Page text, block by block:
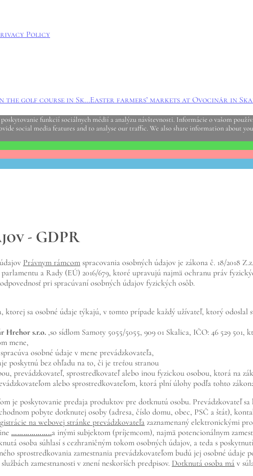
Policy
the golf course in Sk...Easter farmers’ markets at Ovocinár in
funkcií sociálnych médií a analýzu návštevnosti. Informácie o vašom
social media features and to analyse our traffic. We also share information about
- GDPR
Právnym rámcom spracovania osobných údajov je zákona č. 18/2018
a Rady (EÚ) 2016/679, ktoré upravujú najmä ochranu práv
pri spracúvaní osobných údajov fyzických osôb.
ktorej sa osobné údaje týkajú, v tomto prípade každý užívateľ, ktorý
Hrehors.r.o. ,so sídlom Samoty 5055/5055, 909 01 Skalica, IČO: 46 529
mene,
osobné údaje v mene prevádzkovateľa,
poskytnú bez ohľadu na to, či je treťou stranou
prevádzkovateľ, sprostredkovateľ alebo inou fyzickou osobou, ktorá na
alebo sprostredkovateľom, ktorá plní úlohy podľa tohto
je poskytovanie predaja produktov pre dotknutú osobu. Prevádzkovateľ
pobyte dotknutej osoby (adresa, číslo domu, obec, PSČ a štát),
na webovej stránke prevádzkovateľa zaznamenaný elektronickými
………………..a inými subjektom (príjemcom), najmä potencionálnym
osoba súhlasí s cezhraničným tokom osobných údajov, a teda s
sprostredkovania zamestnania prevádzkovateľom budú jej osobné
zamestnanosti v znení neskorších predpisov. Dotknutá osoba má v